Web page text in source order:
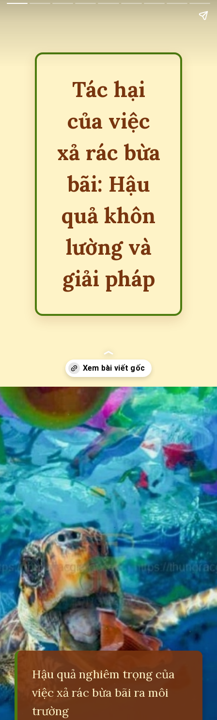
Tác hại
của việc
xả rác bừa
bãi: Hậu
quả khôn
lường và
giải pháp
Đang mở https://erci.edu.vn/tac-hai-cua-viec-xa-rac-bua-bai
Hậu quả nghiêm trọng của
việc xả rác bừa bãi ra môi
trường